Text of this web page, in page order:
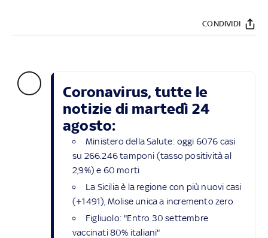
CONDIVIDI
Coronavirus, tutte le
notizie di martedì 24
agosto:
Ministero della Salute: oggi 6076 casi
su 266.246 tamponi (tasso positività al
2,9%) e 60 morti
La Sicilia è la regione con più nuovi casi
(+1491), Molise unica a incremento zero
Figliuolo: "Entro 30 settembre
vaccinati 80% italiani"